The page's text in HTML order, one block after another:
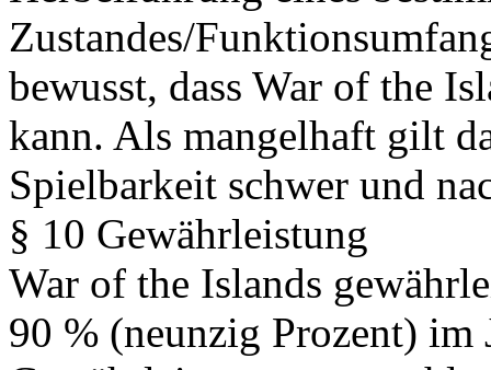
Zustandes/
bewusst, dass War of the
kann. Als mangelhaft gilt
Spielbarkeit schwer und
§ 10 Gewährleistung
War of the Islands
90 % (neunzig Prozent) im